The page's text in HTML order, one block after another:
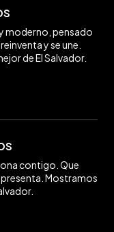
moderno, pensado
y se une.
de El Salvador.
contigo. Que
Mostramos